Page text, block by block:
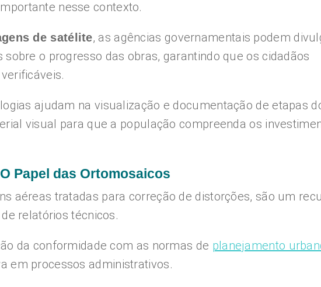
nesse contexto.
de satélite, as agências governamentais podem
o progresso das obras, garantindo que os cidadãos
ajudam na visualização e documentação de etapas
visual para que a população compreenda os
Papel das Ortomosaicos
aéreas tratadas para correção de distorções, são um
relatórios técnicos.
da conformidade com as normas de planejamento
em processos administrativos.